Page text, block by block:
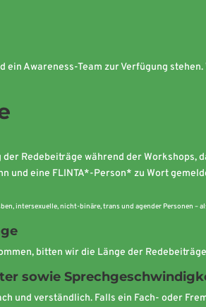
ein Awareness-Team zur Verfügung
Redebeiträge während der Workshops,
und eine FLINTA*-Person* zu Wort
intersexuelle, nicht-binäre, trans und agender Personen
bitten wir die Länge der
sowie
und verständlich. Falls ein Fach- oder